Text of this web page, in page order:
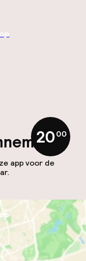
app voor de
20,00